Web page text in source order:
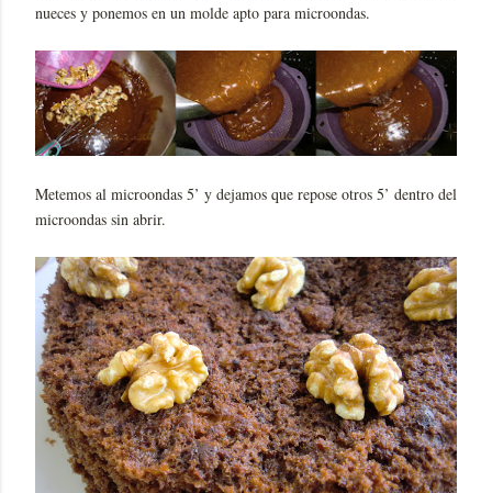
nueces y ponemos en un molde apto para microondas.
Metemos al microondas 5’ y dejamos que repose otros 5’ dentro del
microondas sin abrir.